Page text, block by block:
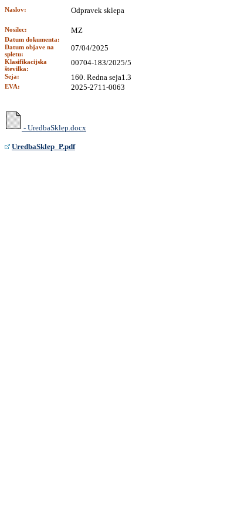
Naslov: Odpravek sklepa
Nosilec: MZ
Datum dokumenta:
Datum objave na
spletu:
07/04/2025
Klasifikacijska
številka:
00704-183/2025/5
Seja: 160. Redna seja1.3
EVA: 2025-2711-0063
- UredbaSklep.docx
UredbaSklep_P.pdf